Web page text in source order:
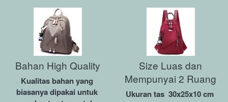
Bahan High Quality
Kualitas bahan yang
biasanya dipakai untuk
Size Luas dan
Mempunyai 2 Ruang
Ukuran tas 30x25x10 cm